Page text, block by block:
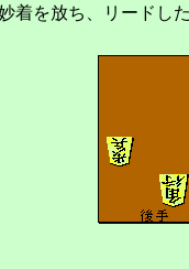
を放ち、リードし